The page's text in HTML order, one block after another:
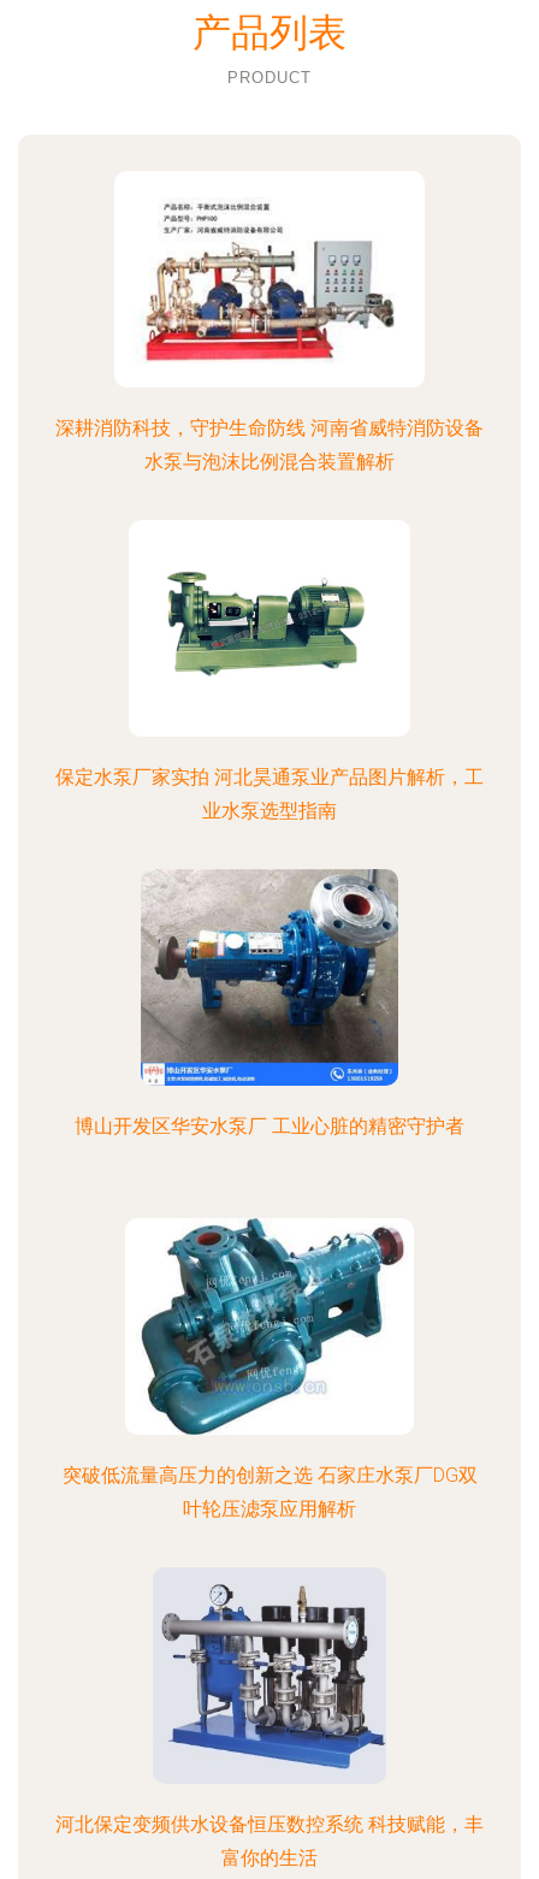
产品列表
PRODUCT
深耕消防科技，守护生命防线 河南省威特消防设备
水泵与泡沫比例混合装置解析
保定水泵厂家实拍 河北昊通泵业产品图片解析，工
业水泵选型指南
博山开发区华安水泵厂 工业心脏的精密守护者
突破低流量高压力的创新之选 石家庄水泵厂DG双
叶轮压滤泵应用解析
河北保定变频供水设备恒压数控系统 科技赋能，丰
富你的生活